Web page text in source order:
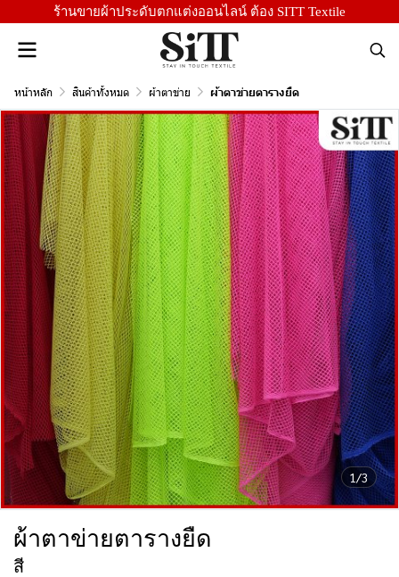
ร้านขายผ้าประดับตกแต่งออนไลน์ ต้อง SITT Textile
หน้าหลัก สินค้าทั้งหมด ผ้าตาข่าย ผ้าตาข่ายตารางยืด
1/3
ผ้าตาข่ายตารางยืด
สี